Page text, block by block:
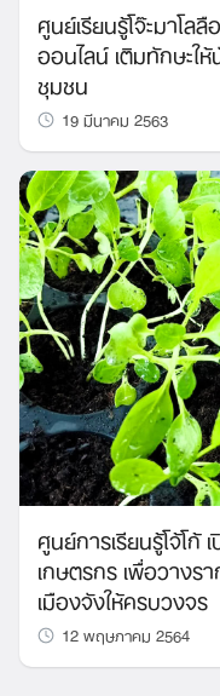
ศูนย์เรียนรู้โจ๊ะมาโล
ออนไลน์ เติมทักษะใ
ชุมชน
19 มีนาคม 2563
ศูนย์การเรียนรู้โจ้โก้
เกษตรกร เพื่อวาง
เมืองจังให้ครบวงจร
12 พฤษภาคม 2564